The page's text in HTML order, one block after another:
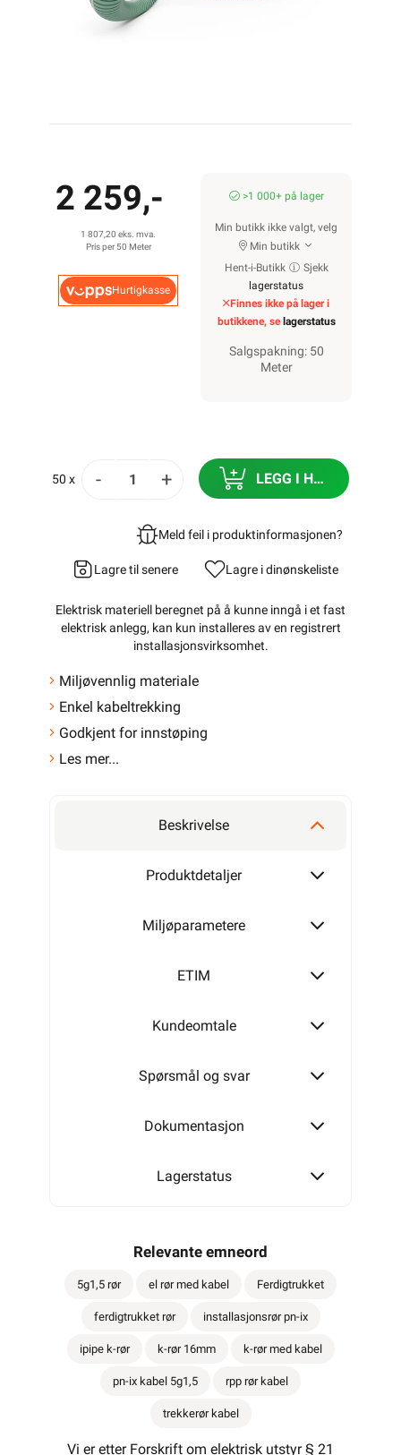
2 259,-
1 807,20 eks. mva.
Pris per 50 Meter
Hurtigkasse
>1 000+ på lager
Min butikk ikke valgt, velg
Min butikk
Hent-i-Butikk
Sjekk
lagerstatus
Finnes ikke på lager i
butikkene, se lagerstatus
Salgspakning: 50
Meter
50 x - + LEGG I HANDLEKURV
Meld feil i produktinformasjonen?
Lagre til senere Lagre i dinønskeliste
Elektrisk materiell beregnet på å kunne inngå i et fast
elektrisk anlegg, kan kun installeres av en registrert
installasjonsvirksomhet.
Miljøvennlig materiale
Enkel kabeltrekking
Godkjent for innstøping
Les mer...
Beskrivelse
Produktdetaljer
Miljøparametere
ETIM
Kundeomtale
Spørsmål og svar
Dokumentasjon
Lagerstatus
Relevante emneord
5g1,5 rør el rør med kabel Ferdigtrukket
ferdigtrukket rør installasjonsrør pn-ix
ipipe k-rør k-rør 16mm k-rør med kabel
pn-ix kabel 5g1,5 rpp rør kabel
trekkerør kabel
Vi er etter Forskrift om elektrisk utstyr § 21